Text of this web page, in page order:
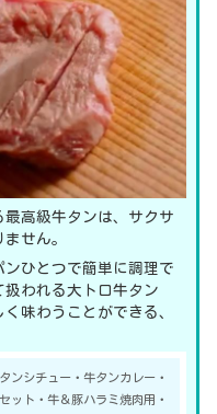
高級牛タンは、サクサ
せん。
ひとつで簡単に調理で
われる大トロ牛タン
味わうことができる、
ンシチュー・牛タンカレー・
ット・牛＆豚ハラミ焼肉用・